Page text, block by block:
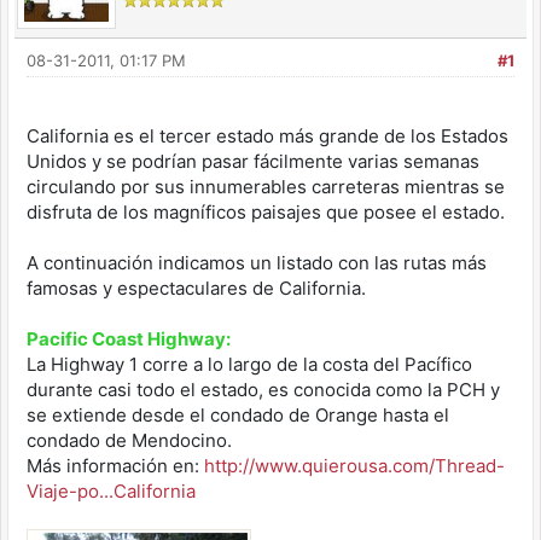
#1
08-31-2011, 01:17 PM
California es el tercer estado más grande de los Estados
Unidos y se podrían pasar fácilmente varias semanas
circulando por sus innumerables carreteras mientras se
disfruta de los magníficos paisajes que posee el estado.
A continuación indicamos un listado con las rutas más
famosas y espectaculares de California.
Pacific Coast Highway:
La Highway 1 corre a lo largo de la costa del Pacífico
durante casi todo el estado, es conocida como la PCH y
se extiende desde el condado de Orange hasta el
condado de Mendocino.
Más información en: http://www.quierousa.com/Thread-
Viaje-po...California